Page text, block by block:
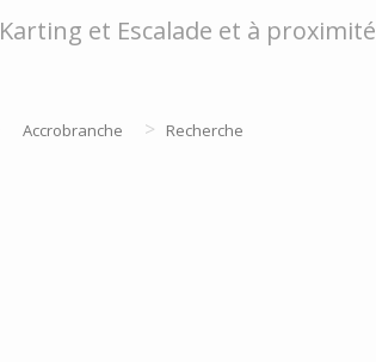
Karting et Escalade et à proximité
Accrobranche > Recherche